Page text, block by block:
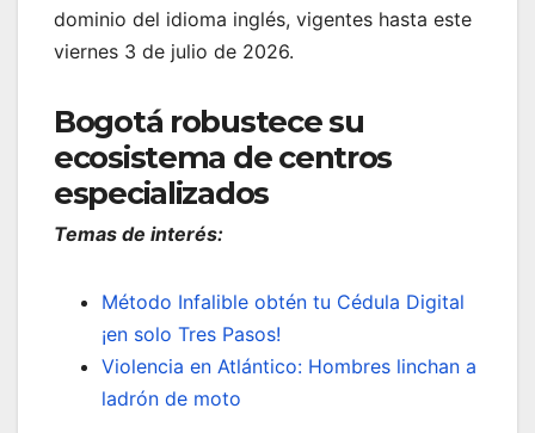
dominio del idioma inglés, vigentes hasta este
viernes 3 de julio de 2026.
Bogotá robustece su
ecosistema de centros
especializados
Temas de interés:
Método Infalible obtén tu Cédula Digital
¡en solo Tres Pasos!
Violencia en Atlántico: Hombres linchan a
ladrón de moto